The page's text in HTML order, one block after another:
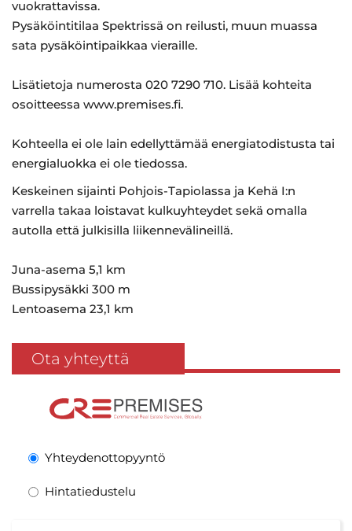
vuokrattavissa.
Pysäköintitilaa Spektrissä on reilusti, muun muassa
sata pysäköintipaikkaa vieraille.
Lisätietoja numerosta 020 7290 710. Lisää kohteita
osoitteessa www.premises.fi.
Kohteella ei ole lain edellyttämää energiatodistusta tai
energialuokka ei ole tiedossa.
Keskeinen sijainti Pohjois-Tapiolassa ja Kehä I:n
varrella takaa loistavat kulkuyhteydet sekä omalla
autolla että julkisilla liikennevälineillä.
Juna-asema 5,1 km
Bussipysäkki 300 m
Lentoasema 23,1 km
Ota yhteyttä
Yhteydenottopyyntö
Hintatiedustelu